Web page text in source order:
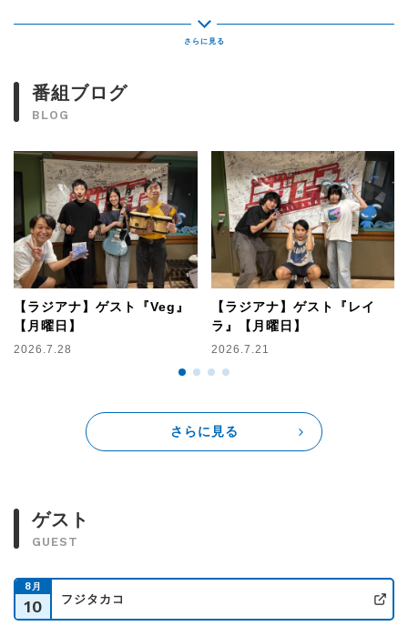
の情報お待ちしています！
BASIC」でピックアップしていきます！
【もしも…】
もしも江戸時代に生まれていたら…
もしも自分が売れっ子アイドルだったら…
もしも明日地球がおわるとしたら…
《1時台》
そんなライブハウスの店長に毎週生電話をつなぎ、
今のライブ事情、新人オススメバンドを教えてもらいます！
毎週１つのアーティストをピックアップして、リスナーから
そのアーティストの好きな曲を募集。
今週ピックアップするアーティストは…
番組ブログ
BLOG
【ラジアナ】ゲスト『Veg』
【月曜日】
2026.7.28
【ラジアナ】ゲスト『レイ
ラ』【月曜日】
2026.7.21
さらに見る
ゲスト
GUEST
8月
10
フジタカコ